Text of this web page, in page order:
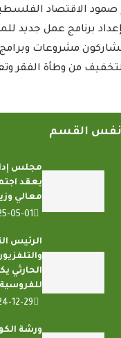
صمود الاقتصاد
عمل جديد للمنظمة
مشروعات وبرامج
من وطأة الفقر
نفس القسم
مجلس
معالي
05-01
الرئيس
الحارثي
للفروسية
12-29
ورشة